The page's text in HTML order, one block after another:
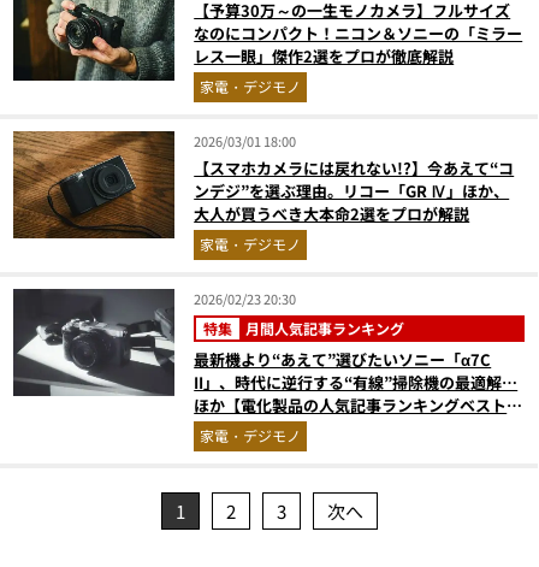
【予算30万～の一生モノカメラ】フルサイズ
なのにコンパクト！ニコン＆ソニーの「ミラー
レス一眼」傑作2選をプロが徹底解説
家電・デジモノ
2026/03/01 18:00
【スマホカメラには戻れない!?】今あえて“コ
ンデジ”を選ぶ理由。リコー「GR Ⅳ」ほか、
大人が買うべき大本命2選をプロが解説
家電・デジモノ
2026/02/23 20:30
特集 月間人気記事ランキング
最新機より“あえて”選びたいソニー「α7C
II」、時代に逆行する“有線”掃除機の最適解…
ほか【電化製品の人気記事ランキングベスト
3】（2026年1月版）
家電・デジモノ
1 2 3 次へ